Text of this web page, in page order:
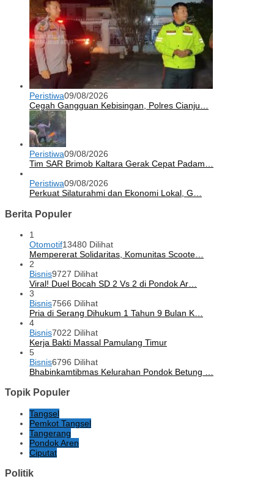
Peristiwa09/08/2026
Cegah Gangguan Kebisingan, Polres Cianju…
Peristiwa09/08/2026
Tim SAR Brimob Kaltara Gerak Cepat Padam…
Peristiwa09/08/2026
Perkuat Silaturahmi dan Ekonomi Lokal, G…
Berita Populer
1
Otomotif13480 Dilihat
Mempererat Solidaritas, Komunitas Scoote…
2
Bisnis9727 Dilihat
Viral! Duel Bocah SD 2 Vs 2 di Pondok Ar…
3
Bisnis7566 Dilihat
Pria di Serang Dihukum 1 Tahun 9 Bulan K…
4
Bisnis7022 Dilihat
Kerja Bakti Massal Pamulang Timur
5
Bisnis6796 Dilihat
Bhabinkamtibmas Kelurahan Pondok Betung …
Topik Populer
Tangsel
Pemkot Tangsel
Tangerang
Pondok Aren
Ciputat
Politik